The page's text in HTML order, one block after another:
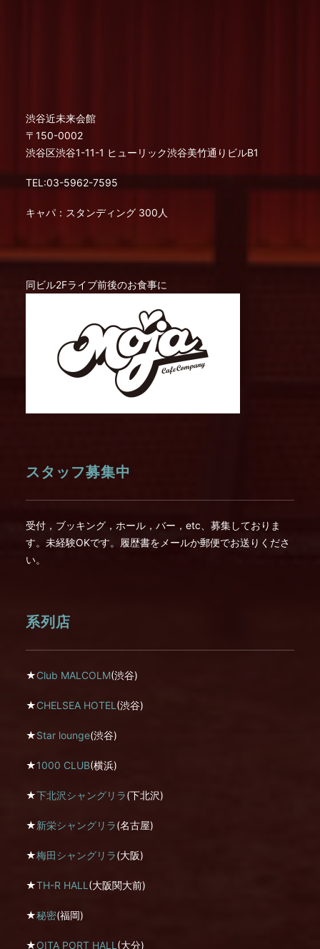
渋谷近未来会館
〒150-0002
渋谷区渋谷1-11-1 ヒューリック渋谷美竹通りビルB1
TEL:03-5962-7595
キャパ：スタンディング 300人
同ビル2Fライブ前後のお食事に
スタッフ募集中
受付，ブッキング，ホール，バー，etc、募集しておりま
す。未経験OKです。履歴書をメールか郵便でお送りくださ
い。
系列店
★Club MALCOLM(渋谷)
★CHELSEA HOTEL (渋谷)
★Star lounge(渋谷)
★1000 CLUB(横浜)
★下北沢シャングリラ(下北沢)
★新栄シャングリラ(名古屋)
★梅田シャングリラ(大阪)
★TH-R HALL (大阪関大前)
★秘密(福岡)
★OITA PORT HALL (大分)